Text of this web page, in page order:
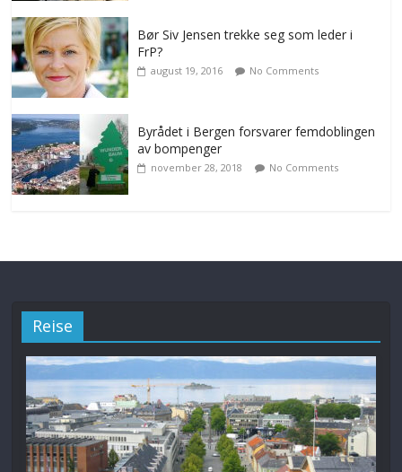
Bør Siv Jensen trekke seg som leder i
FrP?
august 19, 2016 No Comments
Byrådet i Bergen forsvarer femdoblingen
av bompenger
november 28, 2018 No Comments
Reise